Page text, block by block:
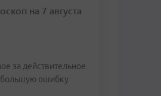
на 7 августа
за действительное
большую ошибку